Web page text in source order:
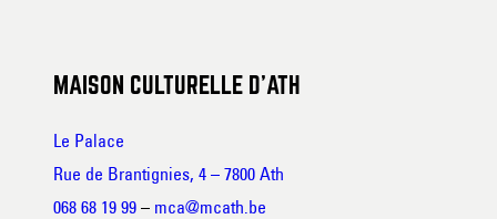
MAISON CULTURELLE D’ATH
Le Palace
Rue de Brantignies, 4 – 7800 Ath
068 68 19 99 – mca@mcath.be